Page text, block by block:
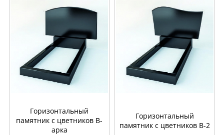
Горизонтальный
памятник с цветников B-
арка
Горизонтальный
памятник с цветников B-2